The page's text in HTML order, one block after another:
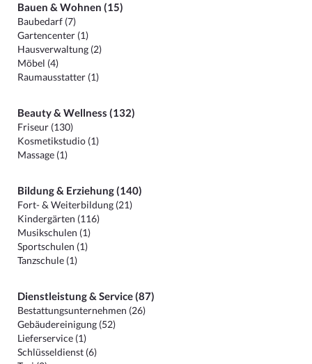
Bauen & Wohnen (15)
Baubedarf (7)
Gartencenter (1)
Hausverwaltung (2)
Möbel (4)
Raumausstatter (1)
Beauty & Wellness (132)
Friseur (130)
Kosmetikstudio (1)
Massage (1)
Bildung & Erziehung (140)
Fort- & Weiterbildung (21)
Kindergärten (116)
Musikschulen (1)
Sportschulen (1)
Tanzschule (1)
Dienstleistung & Service (87)
Bestattungsunternehmen (26)
Gebäudereinigung (52)
Lieferservice (1)
Schlüsseldienst (6)